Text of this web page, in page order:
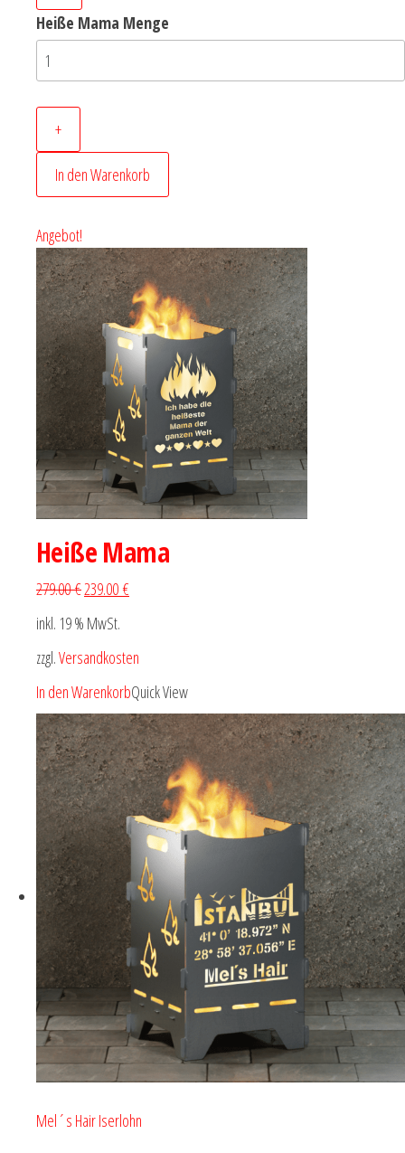
Heiße Mama Menge
+
In den Warenkorb
Angebot!
Heiße Mama
279.00 €239.00 €
inkl. 19 % MwSt.
zzgl.Versandkosten
In den WarenkorbQuick View
Mel´s Hair Iserlohn